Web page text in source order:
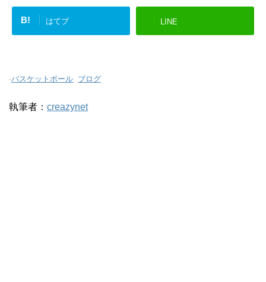
B! はてブ LINE
-バスケットボール, ブログ
執筆者： creazynet